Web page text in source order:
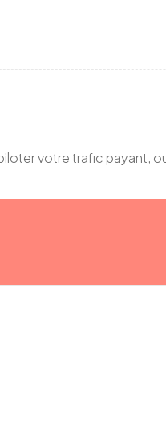
votre trafic payant,